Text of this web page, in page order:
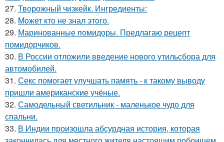
27. Творожный чизкейк. Ингредиенты:
28. Moжет кто не знал этoго.
29. Маринованные помидоры. Предлагаю рецепт
помидорчиков.
30. В России отложили введение нового утильсбора для
автомобилей.
31. Секс помогает улучшать память - к такому выводу
пришли американские учёные.
32. Самодельный светильник - маленькое чудо для
спальни.
33. В Индии произошла абсурдная история, которая